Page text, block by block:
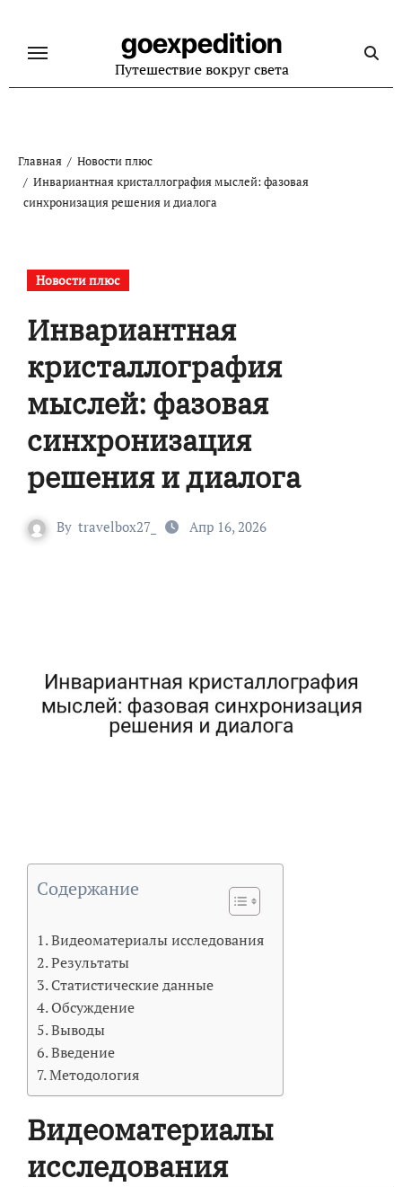
содержанию
goexpedition
Путешествие вокруг света
Главная
Новости плюс
Инвариантная кристаллография мыслей: фазовая
синхронизация решения и диалога
Новости плюс
Инвариантная
кристаллография
мыслей: фазовая
синхронизация
решения и диалога
By travelbox27_ Апр 16, 2026
Содержание
Видеоматериалы исследования
Результаты
Статистические данные
Обсуждение
Выводы
Введение
Методология
Видеоматериалы
исследования